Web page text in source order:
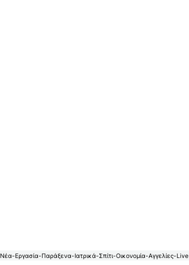
Νέα-Εργασία-Παράξενα-Ιατρικά-Σπίτι-Οικονομία-Αγγελίες-Live